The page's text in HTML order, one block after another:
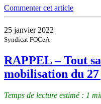
Commenter cet article
25 janvier 2022
Syndicat FOCeA
RAPPEL – Tout
mobilisation du
Temps de lecture estimé : 1